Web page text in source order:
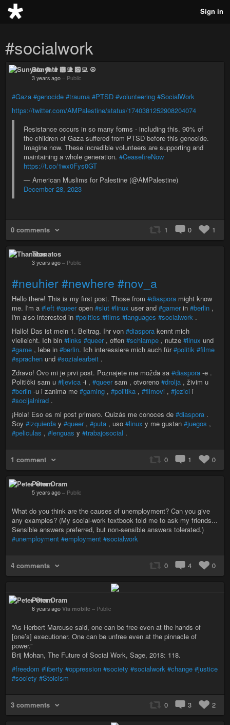
Sign in
#socialwork
Sunyata ☸ 👨🏻‍💻 ☮
3 years ago – Public
#Gaza #genocide #trauma #PTSD #volunteering #SocialWork
https://twitter.com/AMPalestine/status/1740381252908204074
Resistance occurs in so many forms - including this. 90% of
the children of Gaza suffered from PTSD before this genocide.
Imagine now. These incredible volunteers are supporting and
maintaining a whole generation. #CeasefireNow
https://t.co/1wx0Fys0GT
— American Muslims for Palestine (@AMPalestine)
December 28, 2023
0 comments 1 0 1
Thanatos
3 years ago – Public
#neuhier#newhere #nov_a
Hello there! This is my first post. Those from #diaspora might know
me. I'm a #left #queeropen #slut #linux user and #gamerin #berlin ,
I'm also interested in #politics #films #languages #socialwork .
Hallo! Das ist mein 1. Beitrag. Ihr von #diaspora kennt mich
vielleicht. Ich bin #links #queer, offen #schlampe , nutze #linux und
#game , lebe in #berlin. Ich interessiere mich auch für#politik #filme
#sprachen und #sozialearbeit .
Zdravo! Ovo mi je prvi post. Poznajete me možda sa #diaspora -e .
Politički sam u #ljevica -i , #queersam , otvoreno #drolja , živim u
#berlin -u i zanima me #gaming , #politika , #filmovi , #jezici i
#socijalnirad .
¡Hola! Eso es mi post primero. Quizás me conoces de #diaspora .
Soy #izquierda y #queer, #puta , uso #linux y me gustan #juegos ,
#peliculas , #lenguas y #trabajosocial .
1 comment 0 1 0
Peter Oram
5 years ago – Public
What do you think are the causes of unemployment? Can you give
any examples? (My social-work textbook told me to ask my friends...
Sensible answers preferred, but non-sensible answers tolerated.)
#unemployment #employment #socialwork
4 comments 0 4 0
Peter Oram
6 years ago Via mobile – Public
“As Herbert Marcuse said, one can be free even at the hands of
[one’s] executioner. One can be unfree even at the pinnacle of
power.”
Brij Mohan, The Future of Social Work, Sage, 2018: 118.
#freedom #liberty #oppression #society #socialwork #change #justice
#society #Stoicism
3 comments 0 3 2